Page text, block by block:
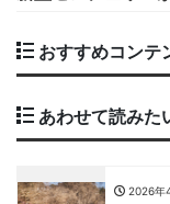
おすすめコンテ
あわせて読みた
2026年